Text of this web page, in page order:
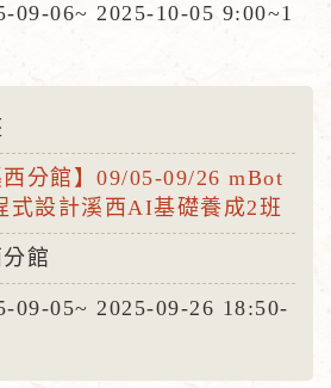
09-06~ 2025-10-05 9:00~1
西分館】09/05-09/26 mBot
式設計溪西AI基礎養成2班
館
09-05~ 2025-09-26 18:50-